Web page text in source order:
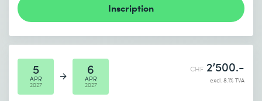
Inscription
5
APR
2027
6
APR
2027
CHF 2’500.-
excl. 8.1% TVA